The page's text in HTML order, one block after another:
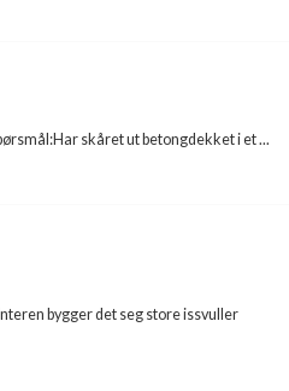
skåret ut betongdekket i et ...
bygger det seg store issvuller